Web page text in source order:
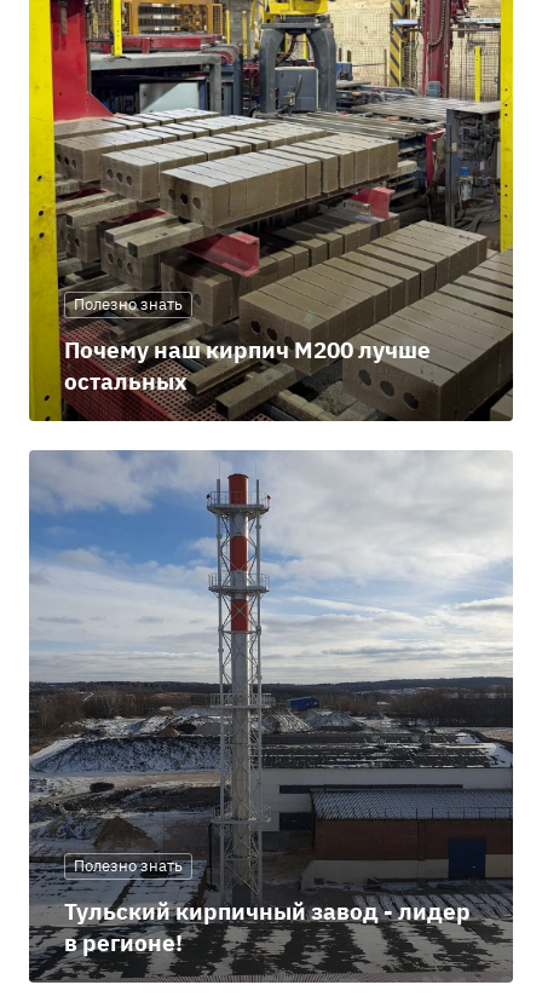
Полезно знать
Почему наш кирпич М200 лучше
остальных
Полезно знать
Тульский кирпичный завод - лидер
в регионе!